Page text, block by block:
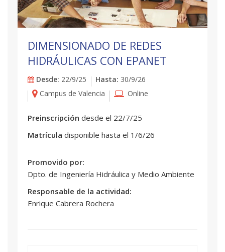
DIMENSIONADO DE REDES
HIDRÁULICAS CON EPANET
Desde: 22/9/25 Hasta: 30/9/26
Campus de Valencia
Online
Preinscripción
desde el 22/7/25
Matrícula disponible hasta el 1/6/26
Promovido por:
Dpto. de Ingeniería Hidráulica y Medio Ambiente
Responsable de la actividad:
Enrique Cabrera Rochera